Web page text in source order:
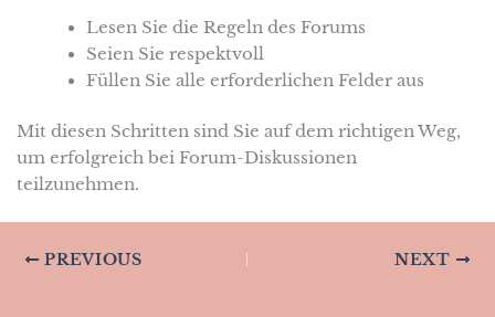
Lesen Sie die Regeln des Forums
Seien Sie respektvoll
Füllen Sie alle erforderlichen Felder aus
Mit diesen Schritten sind Sie auf dem richtigen Weg,
um erfolgreich bei Forum-Diskussionen
teilzunehmen.
PREVIOUS NEXT